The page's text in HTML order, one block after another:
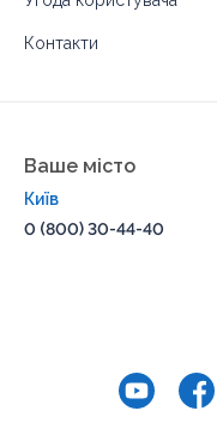
Контакти
Ваше місто
Київ
0 (800) 30-44-40